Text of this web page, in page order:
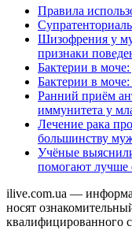
Правила
Шизофрения у
признаки
Бактерии в
Бактерии в моче:
Ранний приём
иммунитета у
Лечение рака
большинству
Учёные
помогают лучше
ilive.com.ua —
носят
квалифицированного